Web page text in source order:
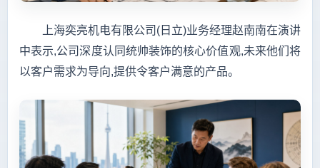
上海奕亮机电有限公司(日立)业务经理赵南南在演讲
中表示,公司深度认同统帅装饰的核心价值观,未来他们将
以客户需求为导向,提供令客户满意的产品。